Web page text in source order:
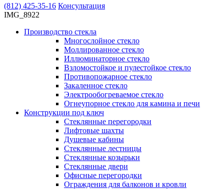
(812) 425-35-16 Консультация
IMG_8922
Производство стекла
Многослойное стекло
Моллированное стекло
Иллюминаторное стекло
Взломостойкое и пулестойкое стекло
Противопожарное стекло
Закаленное стекло
Электрообогреваемое стекло
Огнеупорное стекло для камина и печи
Конструкции под ключ
Стеклянные перегородки
Лифтовые шахты
Душевые кабины
Cтеклянные лестницы
Cтеклянные козырьки
Cтеклянные двери
Офисные перегородки
Ограждения для балконов и кровли